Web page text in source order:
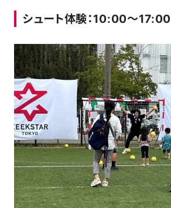
シュート体験：10:00～17:00